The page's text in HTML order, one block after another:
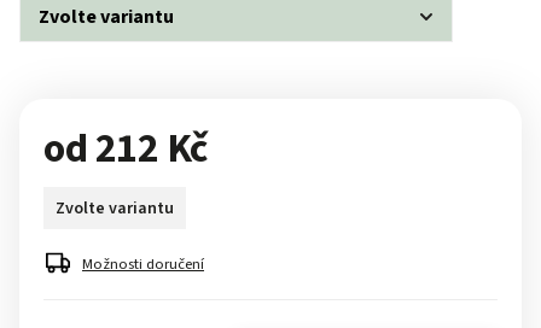
od212 Kč
Zvolte variantu
Možnosti doručení